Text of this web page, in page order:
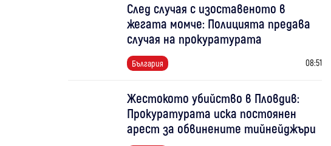
След случая с изоставеното в
жегата момче: Полицията предава
случая на прокуратурата
България 08:51
Жестокото убийство в Пловдив:
Прокуратурата иска постоянен
арест за обвинените тийнейджъри